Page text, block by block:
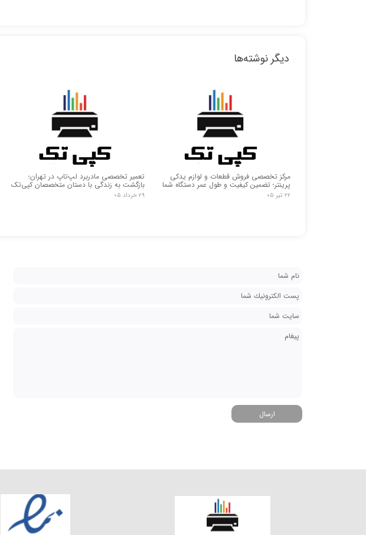
دیگر نوشته‌ها
مرکز تخصصی فروش قطعات و لوازم یدکی
پرینتر؛ تضمین کیفیت و طول عمر دستگاه شما
۲۲ تیر ۰۵
تعمیر تخصصی مادربرد لپ‌تاپ در تهران؛
بازگشت به زندگی با دستان متخصصان کپی‌تک
۲۹ خرداد ۰۵
ارسال